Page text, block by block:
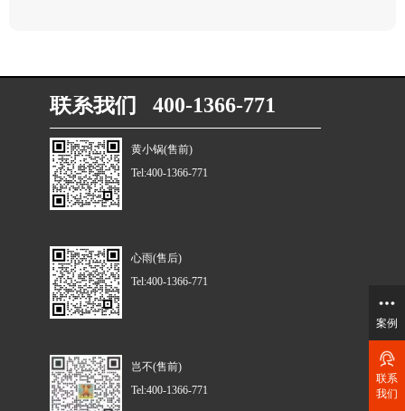
联系我们 400-1366-771
黄小锅(售前)
Tel:400-1366-771
心雨(售后)
Tel:400-1366-771
岂不(售前)
Tel:400-1366-771
案例
联系
我们